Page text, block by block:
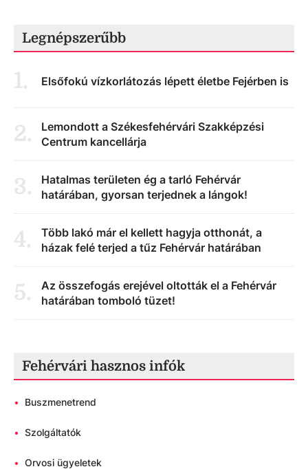
Legnépszerűbb
1. Elsőfokú vízkorlátozás lépett életbe Fejérben is
2.
Lemondott a Székesfehérvári Szakképzési
Centrum kancellárja
3.
Hatalmas területen ég a tarló Fehérvár
határában, gyorsan terjednek a lángok!
4.
Több lakó már el kellett hagyja otthonát, a
házak felé terjed a tűz Fehérvár határában
5.
Az összefogás erejével oltották el a Fehérvár
határában tomboló tüzet!
Fehérvári hasznos infók
• Buszmenetrend
• Szolgáltatók
• Orvosi ügyeletek